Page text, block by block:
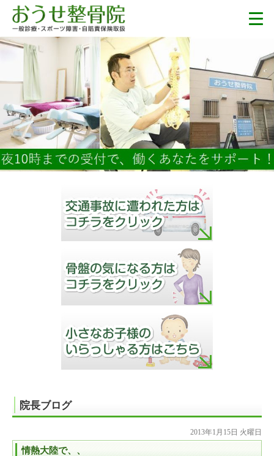
院長ブログ
2013年1月15日 火曜日
情熱大陸で、、